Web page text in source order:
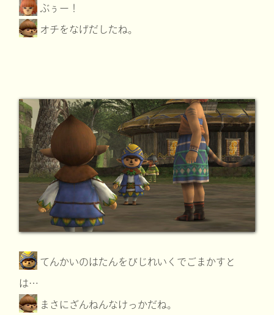
ぶぅー！
オチをなげだしたね。
てんかいのはたんをびじれいくでごまかすと
は…
まさにざんねんなけっかだね。